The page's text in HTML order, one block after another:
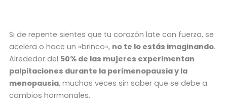
Si de repente sientes que tu corazón late con fuerza, se
acelera o hace un «brinco», no te lo estás imaginando.
Alrededor del 50% de las mujeres experimentan
palpitaciones durante la perimenopausia y la
menopausia, muchas veces sin saber que se debe a
cambios hormonales.